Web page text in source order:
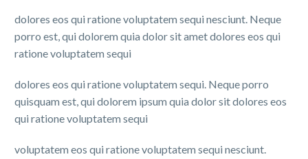
dolores eos qui ratione voluptatem sequi nesciunt. Neque
porro est, qui dolorem quia dolor sit amet dolores eos qui
ratione voluptatem sequi
dolores eos qui ratione voluptatem sequi. Neque porro
quisquam est, qui dolorem ipsum quia dolor sit dolores eos
qui ratione voluptatem sequi
voluptatem eos qui ratione voluptatem sequi nesciunt.